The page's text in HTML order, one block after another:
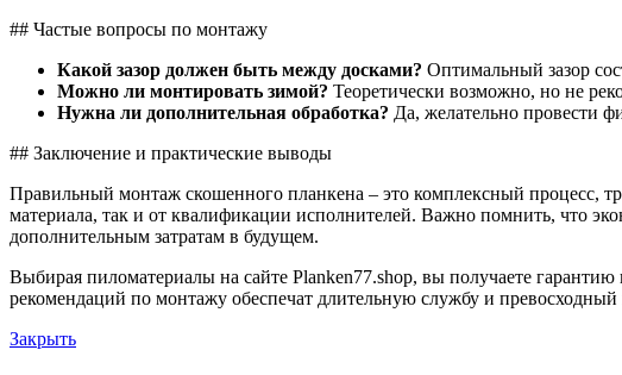
## Частые вопросы по монтажу
Какой зазор должен быть между досками? Оптимальный зазор
Можно ли монтировать зимой? Теоретически возможно, но не
Нужна ли дополнительная обработка? Да, желательно провести
## Заключение и практические выводы
Правильный монтаж скошенного планкена – это комплексный процесс,
материала, так и от квалификации исполнителей. Важно помнить, что
дополнительным затратам в будущем.
Выбирая пиломатериалы на сайте Planken77.shop, вы получаете
рекомендаций по монтажу обеспечат длительную службу и
Закрыть